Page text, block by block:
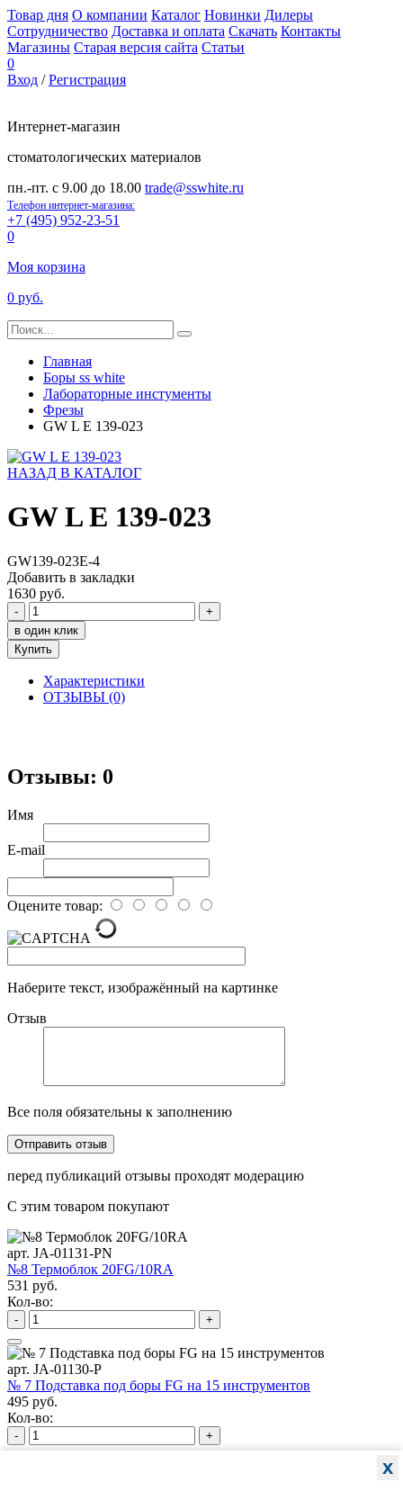
Товар дня О компании Каталог Новинки Дилеры
Сотрудничество Доставка и оплата Скачать Контакты
Магазины Старая версия сайта Статьи
0
Вход /Регистрация
Интернет-магазин
стоматологических материалов
пн.-пт. с 9.00 до 18.00 trade@sswhite.ru
Телефон интернет-магазина:
+7 (495) 952-23-51
0
Моя корзина
0 руб.
Главная
Боры ss white
Лабораторные инстументы
Фрезы
GW L E 139-023
НАЗАД В КАТАЛОГ
GW L E 139-023
GW139-023E-4
Добавить в закладки
1630 руб.
-
+
в один клик
Купить
Характеристики
ОТЗЫВЫ (0)
Отзывы: 0
Имя
E-mail
Оцените товар:
Наберите текст, изображённый на картинке
Отзыв
Все поля обязательны к заполнению
перед публикаций отзывы проходят модерацию
С этим товаром покупают
арт. JA-01131-PN
№8 Термоблок 20FG/10RA
531 руб.
Кол-во:
- +
арт. JA-01130-P
№ 7 Подставка под боры FG на 15 инструментов
495 руб.
Кол-во:
- +
x